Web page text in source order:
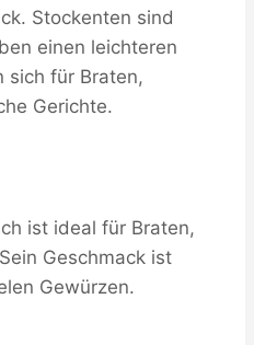
Stockenten sind
einen leichteren
sich für Braten,
Gerichte.
ist ideal für Braten,
Geschmack ist
Gewürzen.